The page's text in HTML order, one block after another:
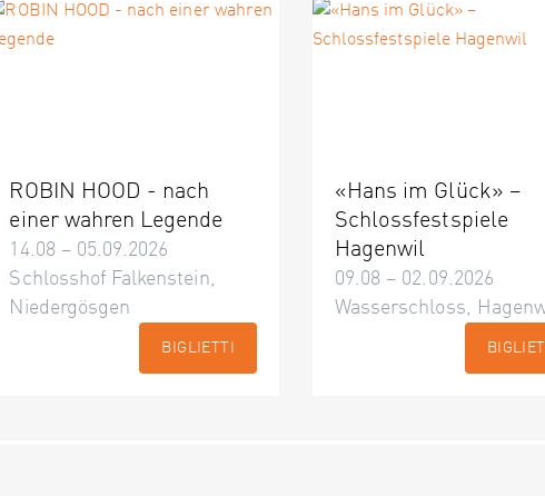
ROBIN HOOD - nach
einer wahren Legende
14.08 – 05.09.2026
Schlosshof Falkenstein,
Niedergösgen
BIGLIETTI
«Hans im Glück» –
Schlossfestspiele
Hagenwil
09.08 – 02.09.2026
Wasserschloss,